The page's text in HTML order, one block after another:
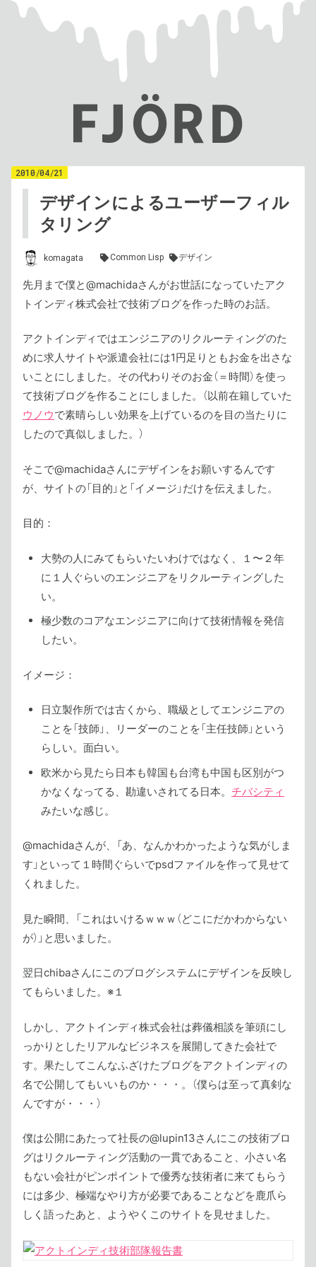
デザインによるユーザーフィル
タリング
2010/04/21
komagata Common Lisp デザイン
先月まで僕と@machidaさんがお世話になっていたアク
トインディ株式会社で技術ブログを作った時のお話。
アクトインディではエンジニアのリクルーティングのた
めに求人サイトや派遣会社には1円足りともお金を出さな
いことにしました。その代わりそのお金（＝時間）を使っ
て技術ブログを作ることにしました。（以前在籍していた
ウノウで素晴らしい効果を上げているのを目の当たりに
したので真似しました。）
そこで@machidaさんにデザインをお願いするんです
が、サイトの「目的」と「イメージ」だけを伝えました。
目的：
大勢の人にみてもらいたいわけではなく、１〜２年
に１人ぐらいのエンジニアをリクルーティングした
い。
極少数のコアなエンジニアに向けて技術情報を発信
したい。
イメージ：
日立製作所では古くから、職級としてエンジニアの
ことを「技師」、リーダーのことを「主任技師」という
らしい。面白い。
欧米から見たら日本も韓国も台湾も中国も区別がつ
かなくなってる、勘違いされてる日本。チバシティ
みたいな感じ。
@machidaさんが、「あ、なんかわかったような気がしま
す」といって１時間ぐらいでpsdファイルを作って見せて
くれました。
見た瞬間、「これはいけるｗｗｗ（どこにだかわからない
が）」と思いました。
翌日chibaさんにこのブログシステムにデザインを反映し
てもらいました。※１
しかし、アクトインディ株式会社は葬儀相談を筆頭にし
っかりとしたリアルなビジネスを展開してきた会社で
す。果たしてこんなふざけたブログをアクトインディの
名で公開してもいいものか・・・。（僕らは至って真剣な
んですが・・・）
僕は公開にあたって社長の@lupin13さんにこの技術ブロ
グはリクルーティング活動の一貫であること、小さい名
もない会社がピンポイントで優秀な技術者に来てもらう
には多少、極端なやり方が必要であることなどを鹿爪ら
しく語ったあと、ようやくこのサイトを見せました。